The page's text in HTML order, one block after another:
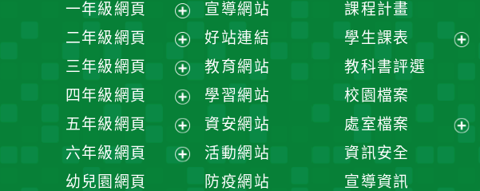
一年級網頁
展
選
單
二年級網頁
展
開
選
單
三年級網頁
展
開
選
單
四年級網頁
展
開
選
五年級網頁
展
開
六年級網頁
幼兒園網頁
宣導網站
好站連結
教育網站
學習網站
資安網站
活動網站
防疫網站
課程計畫
學生課表
單
教科書評選
校園檔案
處室檔案
資訊安全
宣導資訊